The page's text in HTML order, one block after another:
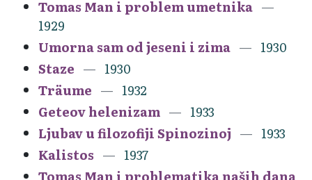
Tomas Man i problem umetnika
1929
Umorna sam od jeseni i zima
1930
Staze
1930
Träume
1932
Geteov helenizam
1933
Ljubav u filozofiji Spinozinoj
1933
Kalistos
1937
Tomas Man i problematika naših dana